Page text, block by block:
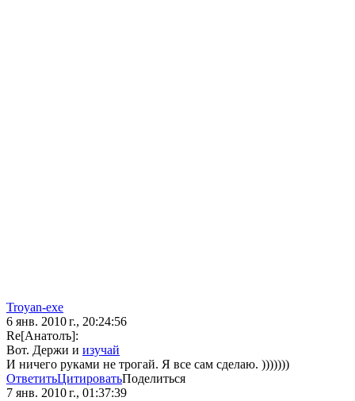
Troyan-exe
6 янв. 2010 г., 20:24:56
Re[Анатолъ]:
Вот. Держи и изучай
И ничего руками не трогай. Я все сам сделаю. )))))))
ОтветитьЦитироватьПоделиться
7 янв. 2010 г., 01:37:39